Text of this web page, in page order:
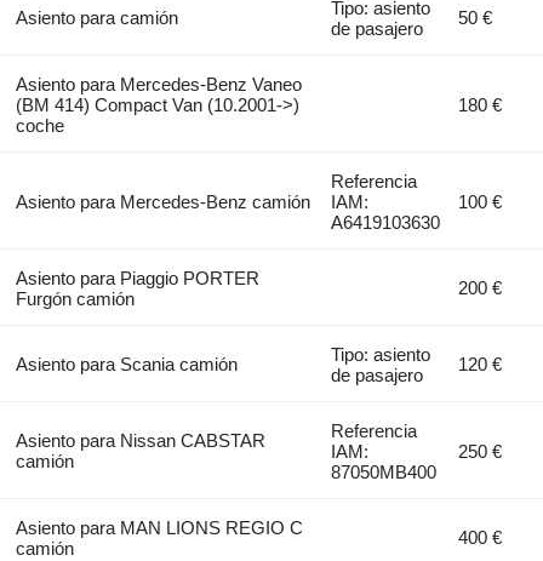
Asiento para camión
Tipo: asiento
de pasajero
50 €
Asiento para Mercedes-Benz Vaneo
(BM 414) Compact Van (10.2001->)
coche
180 €
Asiento para Mercedes-Benz camión
Referencia
IAM:
A6419103630
100 €
Asiento para Piaggio PORTER
Furgón camión
200 €
Asiento para Scania camión
Tipo: asiento
de pasajero
120 €
Asiento para Nissan CABSTAR
camión
Referencia
IAM:
87050MB400
250 €
Asiento para MAN LIONS REGIO C
camión
400 €